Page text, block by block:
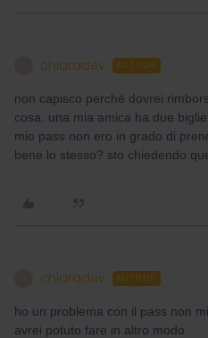
chiaradev AUTHOR
non capisco perché dovrei
cosa. una mia amica ha due
mio pass non ero in grado di
bene lo stesso? sto chiedendo
chiaradev AUTHOR
ho un problema con il pass non
avrei potuto fare in altro modo